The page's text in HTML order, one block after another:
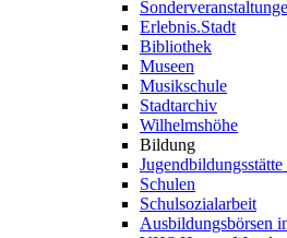
Erlebnis.Stadt
Bibliothek
Museen
Musikschule
Stadtarchiv
Wilhelmshöhe
Bildung
Schulen
Schulsozialarbeit
Ausbildungsbörsen